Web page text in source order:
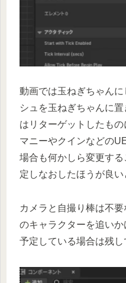
動画では玉ねぎちゃん
シュを玉ねぎちゃんに
はリターゲットしたもの
マニーやクインなどの
場合も何かしら変更す
定しなおしたほうが良い
カメラと自撮り棒は不
のキャラクターを追い
予定している場合は残し